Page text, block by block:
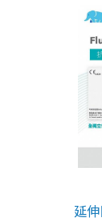
延